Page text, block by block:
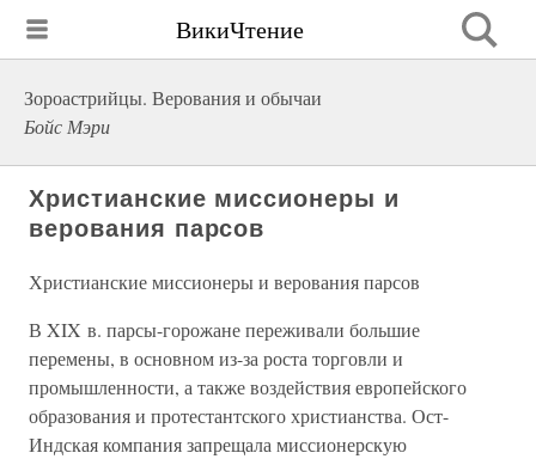
ВикиЧтение
Зороастрийцы. Верования и обычаи
Бойс Мэри
Христианские миссионеры и
верования парсов
Христианские миссионеры и верования парсов
В XIX в. парсы-горожане переживали большие
перемены, в основном из-за роста торговли и
промышленности, а также воздействия европейского
образования и протестантского христианства. Ост-
Индская компания запрещала миссионерскую